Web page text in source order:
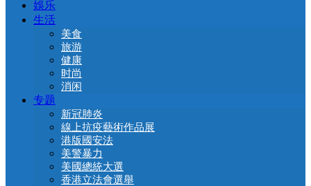
娛乐
生活
美食
旅游
健康
时尚
消闲
专题
新冠肺炎
線上抗疫藝術作品展
港版國安法
美警暴力
美國總統大選
香港立法會選舉